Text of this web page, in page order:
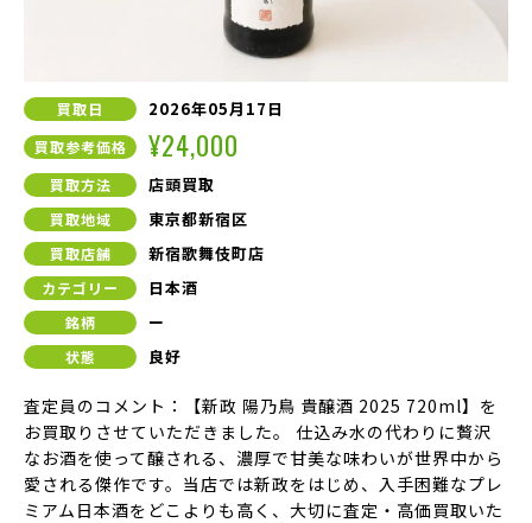
買取日 2026年05月17日
買取参考価格 ¥24,000
買取方法 店頭買取
買取地域 東京都新宿区
買取店舗 新宿歌舞伎町店
カテゴリー 日本酒
銘柄 ー
状態 良好
査定員のコメント：【新政 陽乃鳥 貴醸酒 2025 720ml】を
お買取りさせていただきました。 仕込み水の代わりに贅沢
なお酒を使って醸される、濃厚で甘美な味わいが世界中から
愛される傑作です。当店では新政をはじめ、入手困難なプレ
ミアム日本酒をどこよりも高く、大切に査定・高価買取いた